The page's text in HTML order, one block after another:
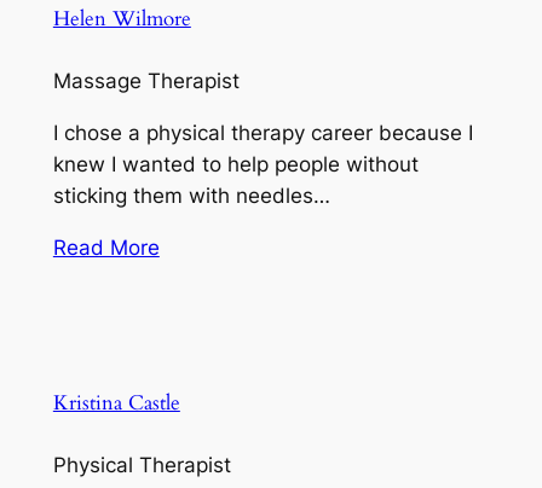
Helen Wilmore
Massage Therapist
I chose a physical therapy career because I
knew I wanted to help people without
sticking them with needles…
Read More
Kristina Castle
Physical Therapist